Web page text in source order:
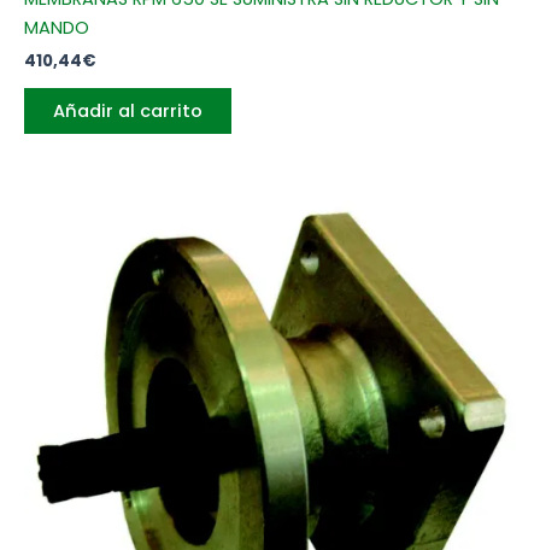
MANDO
410,44€
Añadir al carrito